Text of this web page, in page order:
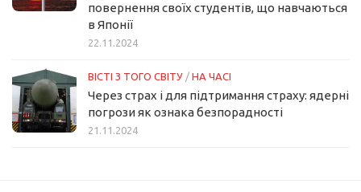
повернення своїх студентів, що навчаються
в Японії
22.11.2024
ВІСТІ З ТОГО СВІТУ / НА ЧАСІ
Через страх і для підтримання страху: ядерні
погрози як ознака безпорадності
21.11.2024